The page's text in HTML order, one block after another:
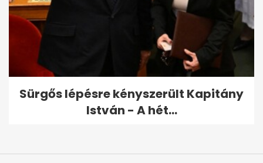
Sürgős lépésre kényszerült Kapitány
István - A hét...